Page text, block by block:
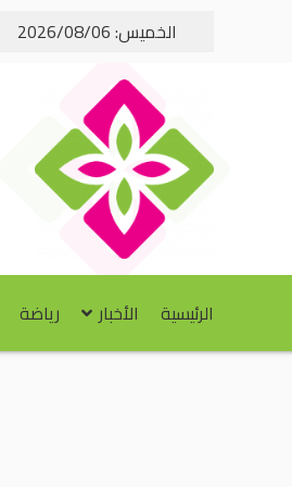
الخميس: 2026/08/06
الرئيسية الأخبار رياضة